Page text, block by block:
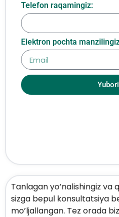
Tanlagan yo’nalishingiz va
sizga bepul konsultatsiya
mo’ljallangan. Tez orada
Telefon raqamingiz:
Elektron pochta